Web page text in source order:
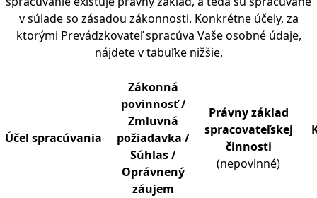
v súlade so zásadou zákonnosti. Konkrétne účely, za
ktorými Prevádzkovateľ spracúva Vaše osobné údaje,
nájdete v tabuľke nižšie.
Účel spracúvania
Zákonná
povinnosť/
Zmluvná
požiadavka /
Súhlas /
Oprávnený
záujem
Právny základ
spracovateľskej
činnosti
(nepovinné)